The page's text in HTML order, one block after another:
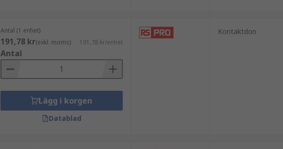
Antal (1 enhet)
191,78 kr(exkl. moms) 191,78 kr/enhet
Antal
Lägg i korgen
Datablad
Kontaktdon